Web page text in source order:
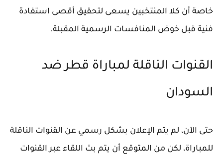
خاصة أن كلا المنتخبين يسعى لتحقيق أقصى استفادة
فنية قبل خوض المنافسات الرسمية المقبلة.
القنوات الناقلة لمباراة قطر ضد
السودان
حتى الآن، لم يتم الإعلان بشكل رسمي عن القنوات الناقلة
للمباراة، لكن من المتوقع أن يتم بث اللقاء عبر القنوات